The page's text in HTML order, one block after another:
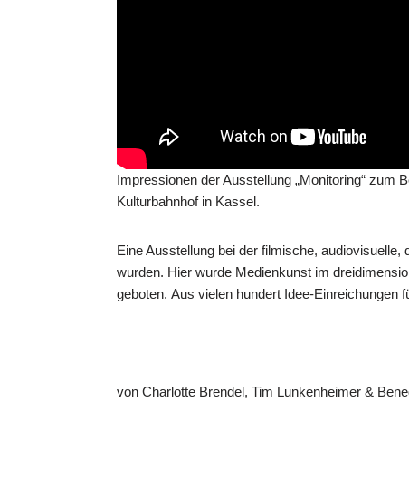
Impressionen der Ausstellung „Monitoring“ zum
Kulturbahnhof in Kassel.
Eine Ausstellung bei der filmische,
wurden. Hier wurde Medienkunst im
geboten. Aus vielen hundert Idee-Einreichungen
von Charlotte Brendel, Tim Lunkenheimer &